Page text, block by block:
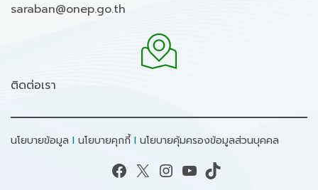
saraban@onep.go.th
ติดต่อเรา
นโยบายข้อมูล I นโยบายคุกกี้ I นโยบายคุ้มครองข้อมูลส่วนบุคคล
Facebook X Instagram YouTube TikTok